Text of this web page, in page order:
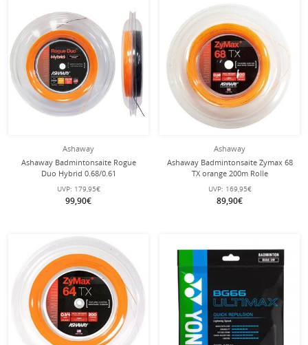
Ashaway
Ashaway Badmintonsaite Rogue
Duo Hybrid 0.68/0.61
schwarz/orange 200 Rolle
UVP: 179,95€
99,90€
Ashaway
Ashaway Badmintonsaite Zymax 68
TX orange 200m Rolle
UVP: 169,95€
89,90€